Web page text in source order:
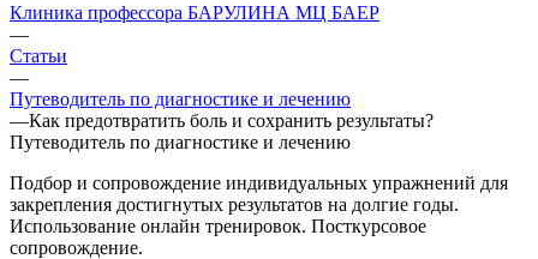
Клиника профессора БАРУЛИНА МЦ БАЕР
—
Статьи
—
Путеводитель по диагностике и лечению
—Как предотвратить боль и сохранить результаты?
Путеводитель по диагностике и лечению
Подбор и сопровождение индивидуальных упражнений для
закрепления достигнутых результатов на долгие годы.
Использование онлайн тренировок. Посткурсовое
сопровождение.